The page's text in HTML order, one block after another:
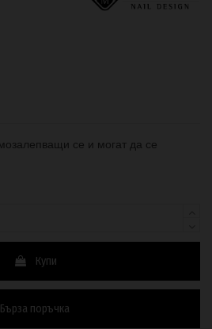
се и могат да се
Купи
Бърза поръчка